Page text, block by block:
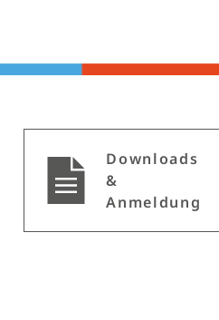
Down­loads
&
Anmeldung